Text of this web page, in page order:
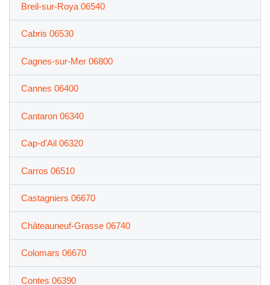
Breil-sur-Roya 06540
Cabris 06530
Cagnes-sur-Mer 06800
Cannes 06400
Cantaron 06340
Cap-d'Ail 06320
Carros 06510
Castagniers 06670
Châteauneuf-Grasse 06740
Colomars 06670
Contes 06390